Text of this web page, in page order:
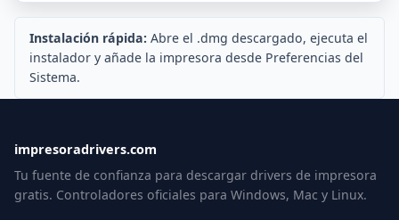
Instalación rápida: Abre el .dmg descargado, ejecuta el
instalador y añade la impresora desde Preferencias del
Sistema.
impresoradrivers.com
Tu fuente de confianza para descargar drivers de impresora
gratis. Controladores oficiales para Windows, Mac y Linux.